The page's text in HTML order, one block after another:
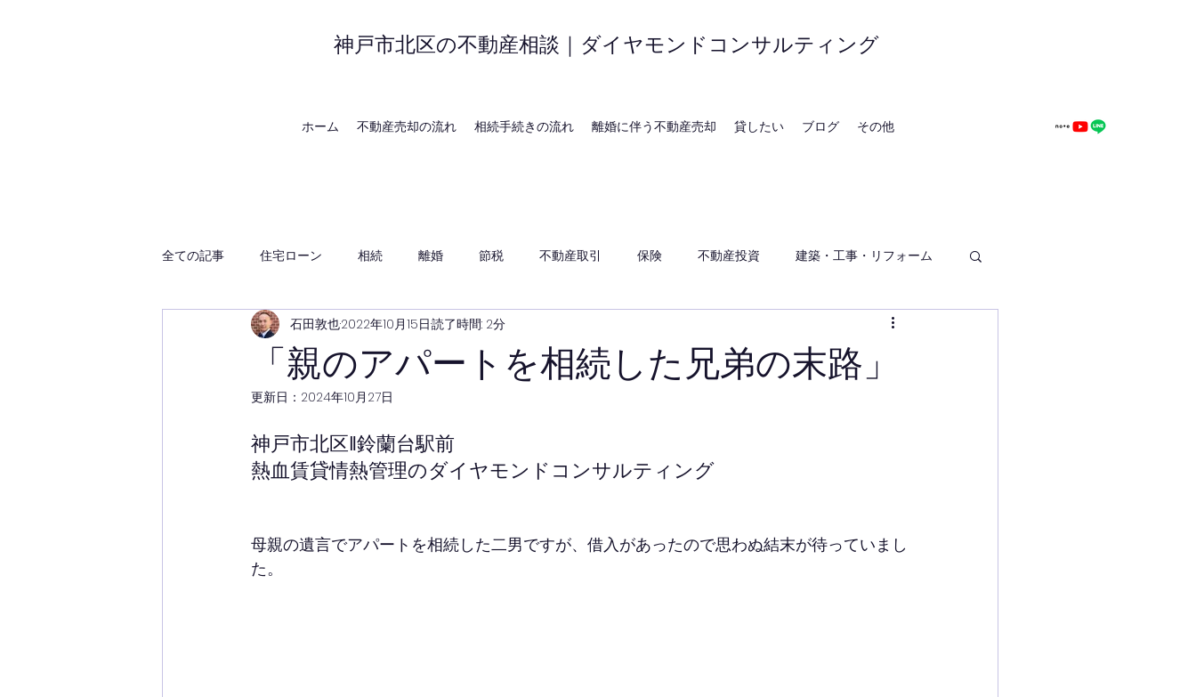
神戸市北区の不動産相談｜ダイヤモンドコンサルティング
ホーム 不動産売却の流れ 相続手続きの流れ 離婚に伴う不動産売却 貸したい ブログ その他
全ての記事 住宅ローン 相続 離婚 節税 不動産取引 保険 不動産投資 建築・工事・リフォーム
神戸の地域・時事
「親のアパートを相続した兄弟の末路」
石田敦也2022年10月15日読了時間: 2分
更新日： 2024年10月27日
神戸市北区‖鈴蘭台駅前
熱血賃貸情熱管理のダイヤモンドコンサルティング
母親の遺言でアパートを相続した二男ですが、借入があったので思わぬ結末が待っていまし
た。